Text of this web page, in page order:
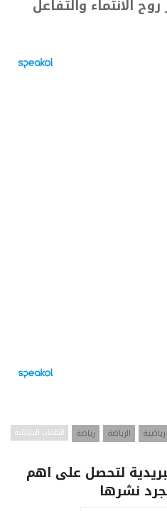
الانتماء والتفاعل
الكلمات الدلائليه رياضة الرياضة رياضية
لتحصل على اهم
نشرها